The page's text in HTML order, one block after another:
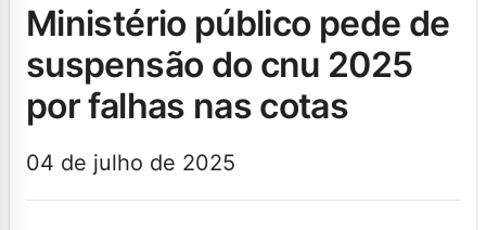
ministério público pede de
suspensão do cnu 2025
por falhas nas cotas
04 de julho de 2025